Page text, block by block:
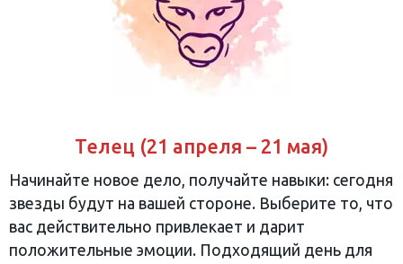
Телец (21 апреля – 21 мая)
Начинайте новое дело, получайте навыки: сегодня
звезды будут на вашей стороне. Выберите то, что
вас действительно привлекает и дарит
положительные эмоции. Подходящий день для